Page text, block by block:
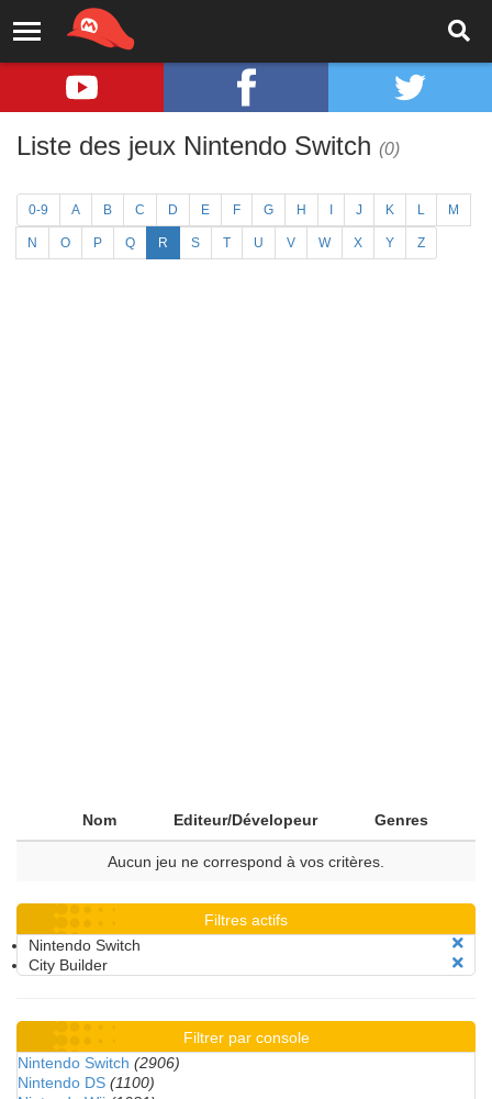
Liste des jeux Nintendo Switch (0)
0-9 A B C D E F G H J K L M
N O P Q R S T U V W X Y Z
Nom Editeur/Dévelopeur Genres
Aucun jeu ne correspond à vos critères.
Filtres actifs
Nintendo Switch
City Builder
Filtrer par console
Nintendo Switch (2906)
Nintendo DS (1100)